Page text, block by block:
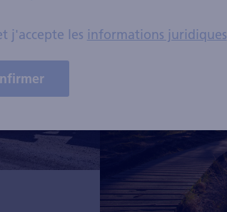
j'accepte les informations juridiques